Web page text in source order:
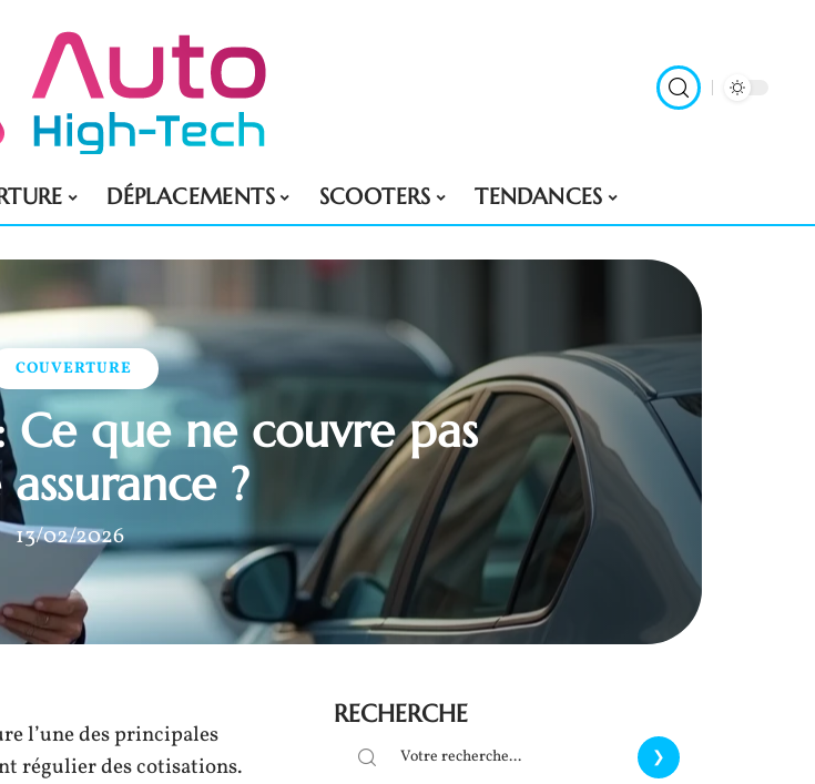
DÉPLACEMENTS SCOOTERS TENDANCES
COUVERTURE
Ce que ne couvre pas
?
13/02/2026
l’une des principales
régulier des cotisations.
RECHERCHE